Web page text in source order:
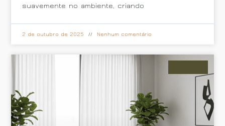
suavemente no ambiente, criando
2 de outubro de 2025 Nenhum comentário